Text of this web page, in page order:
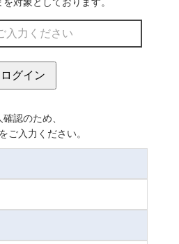
確認のため、
ご入力ください。